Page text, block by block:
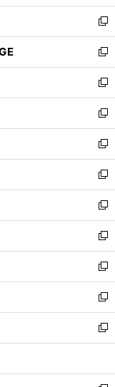
ウ
で
開
く
ン
ド
ウ
で
開
く
新
し
い
ウ
ィ
ン
ド
ウ
で
開
く
新
し
い
ウ
ィ
ン
ド
ウ
で
開
く
新
し
い
ウ
ィ
ン
ド
ウ
で
開
く
新
し
い
ウ
ィ
ン
ド
ウ
で
開
く
新
し
い
ウ
ィ
ン
ド
ウ
で
開
く
新
し
い
ウ
ィ
ン
ド
ウ
で
開
く
新
し
い
ウ
ィ
ン
ド
ウ
で
開
新
し
い
ウ
ィ
ン
ド
ウ
開
新
し
い
ウ
ィ
ン
ウ
新
し
い
ウ
ン
新
し
ウ